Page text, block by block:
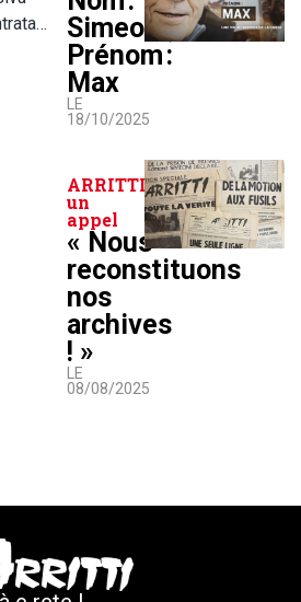
Simeoni,
Prénom :
Max
LE
18/10/2025
ARRITTI lance
un
appel
« Nous
reconstituons
nos
archives
! »
LE
08/08/2025